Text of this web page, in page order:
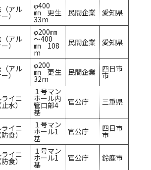
アル
）
φ400
㎜ 更生
33m
民間企業 愛知県
アル
）
φ200㎜
～400
㎜ 108
m
民間企業 愛知県
アル
）
φ200
㎜ 更生
32m
民間企業 四日市
市
イニ
水）
１号マン
ホール内
管口部4
基
官公庁 三重県
イニ
食）
１号マン
ホール1
基
官公庁 四日市
市
イニ
食）
１号マン
ホール1
基
官公庁
鈴鹿市